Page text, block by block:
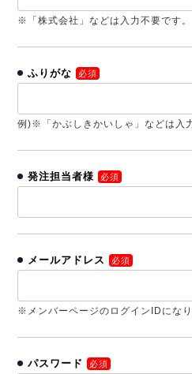
※「株式会社」などは入力不要です。
ふりがな 必須
例)※「かぶしきかいしゃ」などは入
発注担当者様 必須
メールアドレス 必須
※メンバーページのログインIDになり
パスワード 必須